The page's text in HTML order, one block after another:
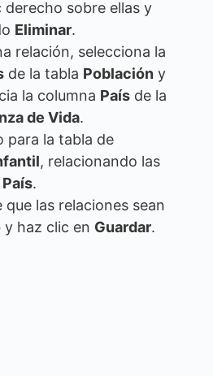
derecho sobre ellas y
Eliminar.
relación, selecciona la
de la tabla Población y
la columna País de la
de Vida.
para la tabla de
, relacionando las
País.
que las relaciones sean
y haz clic en Guardar.